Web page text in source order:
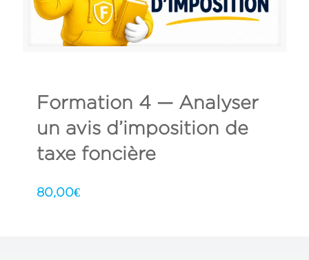
Formation 4 — Analyser
un avis d’imposition de
taxe foncière
80,00€